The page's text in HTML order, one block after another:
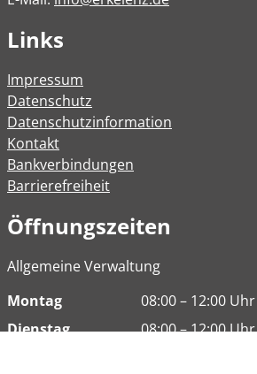
Links
Impressum
Datenschutz
Datenschutzinformation
Kontakt
Bankverbindungen
Barrierefreiheit
Öffnungszeiten
Allgemeine Verwaltung
Montag
08:00 – 12:00 Uhr
Dienstag
08:00 – 12:00 Uhr